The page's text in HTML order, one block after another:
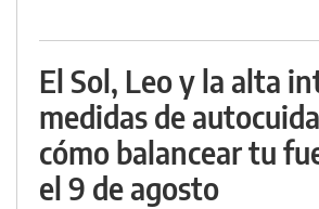
El Sol, Leo y la alta
medidas de
cómo balancear tu
el 9 de agosto